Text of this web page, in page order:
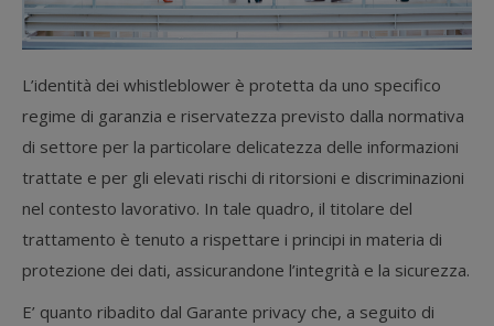
L’identità dei whistleblower è protetta da uno specifico
regime di garanzia e riservatezza previsto dalla normativa
di settore per la particolare delicatezza delle informazioni
trattate e per gli elevati rischi di ritorsioni e discriminazioni
nel contesto lavorativo. In tale quadro, il titolare del
trattamento è tenuto a rispettare i principi in materia di
protezione dei dati, assicurandone l’integrità e la sicurezza.
E’ quanto ribadito dal Garante privacy che, a seguito di